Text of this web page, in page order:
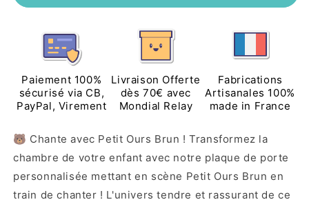
Plaque
Porte
Petit
Ours
Brun
Chanteur
Personnalisée
Prénom
Chambre
Enfant
Plaque
Brun
Chanteur
Personnalisée
Prénom
Chambre
Enfant
Paiement 100%
sécurisé via CB,
PayPal, Virement
Livraison Offerte
dès 70€ avec
Mondial Relay
Fabrications
Artisanales 100%
made in France
🐻 Chante avec Petit Ours Brun ! Transformez la
chambre de votre enfant avec notre plaque de porte
personnalisée mettant en scène Petit Ours Brun en
train de chanter ! L'univers tendre et rassurant de ce